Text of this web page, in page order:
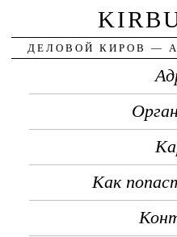
ДЕЛОВОЙ КИРОВ —
Как